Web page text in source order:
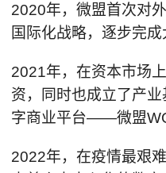
2020年，微盟首次对
国际化战略，逐步完成
2021年，在资本市场
资，同时也成立了产
字商业平台——微盟
2022年，在疫情最艰